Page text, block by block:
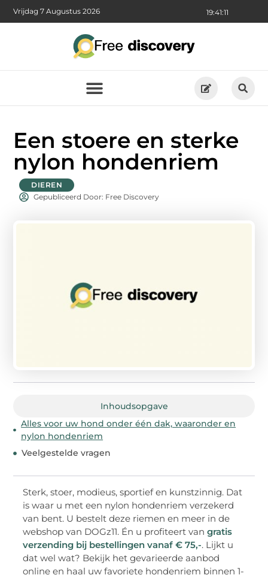
19:41:11
Vrijdag 7 Augustus 2026
Een stoere en sterke
nylon hondenriem
DIEREN
Gepubliceerd Door: Free Discovery
Inhoudsopgave
Alles voor uw hond onder één dak, waaronder en
nylon hondenriem
Veelgestelde vragen
Sterk, stoer, modieus, sportief en kunstzinnig. Dat
is waar u met een nylon hondenriem verzekerd
van bent. U bestelt deze riemen en meer in de
webshop van DOGz11. Én u profiteert vangratis
verzending bij bestellingen vanaf € 75,-. Lijkt u
dat wel wat? Bekijk het gevarieerde aanbod
online en haal uw favoriete hondenriem binnen 1-